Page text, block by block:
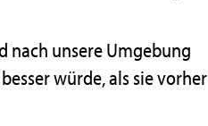
nach unsere Umgebung
würde, als sie vorher